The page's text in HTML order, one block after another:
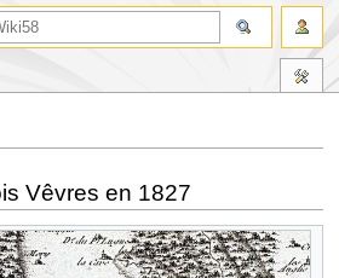
Vêvres en 1827